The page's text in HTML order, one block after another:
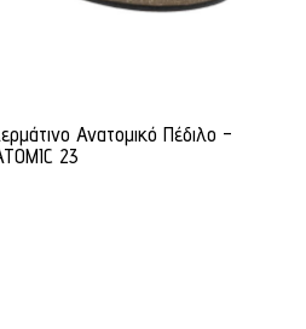
Ανατομικό Πέδιλο -
23